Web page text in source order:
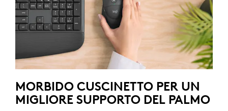
MORBIDO CUSCINETTO PER UN
MIGLIORE SUPPORTO DEL PALMO